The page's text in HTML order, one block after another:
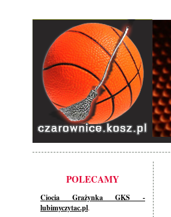
POLECAMY
Ciocia Grażynka GKS -
lubimyczytac.pl.